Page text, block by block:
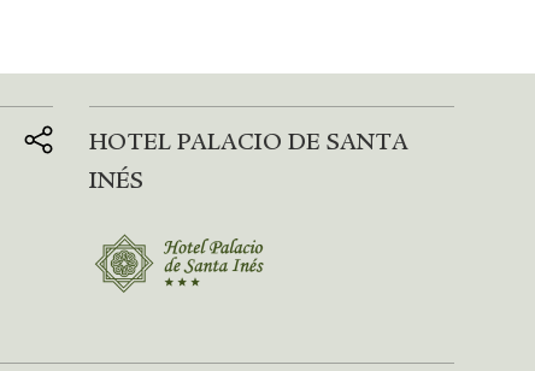
HOTEL PALACIO DE SANTA
INÉS